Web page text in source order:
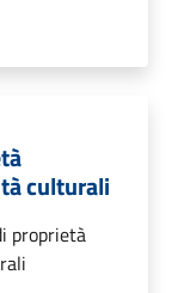
culturali
proprietà